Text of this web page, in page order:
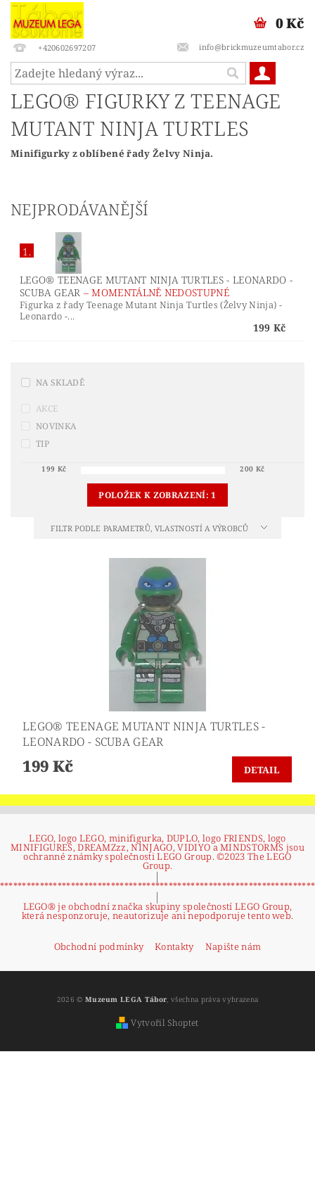
+420602697207 info@brickmuzeumtabor.cz
0 Kč
LEGO® FIGURKY Z TEENAGE
MUTANT NINJA TURTLES
Minifigurky z oblíbené řady Želvy Ninja.
NEJPRODÁVANĚJŠÍ
1.
LEGO® TEENAGE MUTANT NINJA TURTLES - LEONARDO -
SCUBA GEAR –MOMENTÁLNĚ NEDOSTUPNÉ
Figurka z řady Teenage Mutant Ninja Turtles (Želvy Ninja) -
Leonardo -...
199 Kč
NA SKLADĚ
AKCE
NOVINKA
TIP
199 Kč 200 Kč
POLOŽEK K ZOBRAZENÍ:1
FILTR PODLE PARAMETRŮ, VLASTNOSTÍ A VÝROBCŮ
LEGO® TEENAGE MUTANT NINJA TURTLES -
LEONARDO - SCUBA GEAR
199 Kč DETAIL
LEGO, logo LEGO, minifigurka, DUPLO, logo FRIENDS, logo
MINIFIGURES, DREAMZzz, NINJAGO, VIDIYO a MINDSTORMS jsou
ochranné známky společnosti LEGO Group. ©2023 The LEGO
Group.
|
|
LEGO® je obchodní značka skupiny společností LEGO Group,
která nesponzoruje, neautorizuje ani nepodporuje tento web.
Obchodní podmínky Kontakty Napište nám
2026 © Muzeum LEGA Tábor, všechna práva vyhrazena
Vytvořil Shoptet